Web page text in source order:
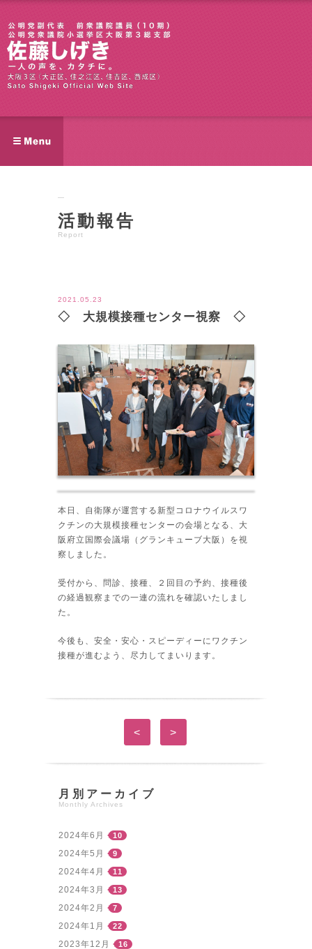
活動報告
Report
2021.05.23
◇ 大規模接種センター視察 ◇
本日、自衛隊が運営する新型コロナウイルスワ
クチンの大規模接種センターの会場となる、大
阪府立国際会議場（グランキューブ大阪）を視
察しました。
受付から、問診、接種、２回目の予約、接種後
の経過観察までの一連の流れを確認いたしまし
た。
今後も、安全・安心・スピーディーにワクチン
接種が進むよう、尽力してまいります。
< >
月別アーカイブ
Monthly Archives
2024年6月 10
2024年5月 9
2024年4月 11
2024年3月 13
2024年2月 7
2024年1月 22
2023年12月 16